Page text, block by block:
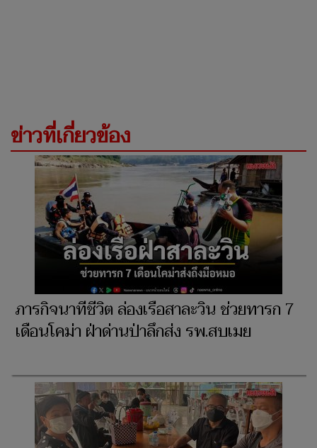
ข่าวที่เกี่ยวข้อง
ภารกิจนาทีชีวิต ล่องเรือสาละวิน ช่วยทารก 7
เดือนโคม่า ฝ่าด่านป่าลึกส่ง รพ.สบเมย